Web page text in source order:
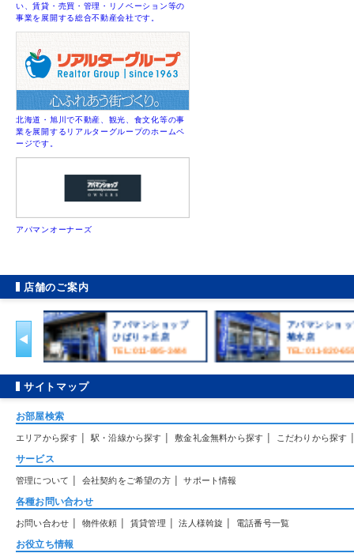
い、賃貸・売買・管理・リノベーション等の
事業を展開する総合不動産会社です。
北海道・旭川で不動産、観光、食文化等の事
業を展開するリアルターグループのホームペ
ージです。
アパマンオーナーズ
店舗のご案内
アパマンショップ
ひばりヶ丘店
TEL:011-895-3444
アパマンショ
菊水店
TEL:011-820-
サイトマップ
お部屋検索
エリアから探す | 駅・沿線から探す | 敷金礼金無料から探す | こだわりから探す |
サービス
管理について | 会社契約をご希望の方| サポート情報
各種お問い合わせ
お問い合わせ | 物件依頼 | 賃貸管理 | 法人様斡旋 | 電話番号一覧
お役立ち情報